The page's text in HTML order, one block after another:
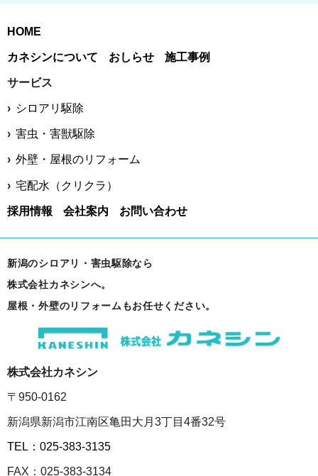
HOME
カネシンについて おしらせ 施工事例
サービス
シロアリ駆除
害虫・害獣駆除
外壁・屋根のリフォーム
宅配水（クリクラ）
採用情報 会社案内 お問い合わせ
新潟のシロアリ・害虫駆除なら
株式会社カネシンへ。
屋根・外壁のリフォームもお任せください。
株式会社カネシン
〒950-0162
新潟県新潟市江南区亀田大月3丁目4番32号
TEL：025-383-3135
FAX：025-383-3134